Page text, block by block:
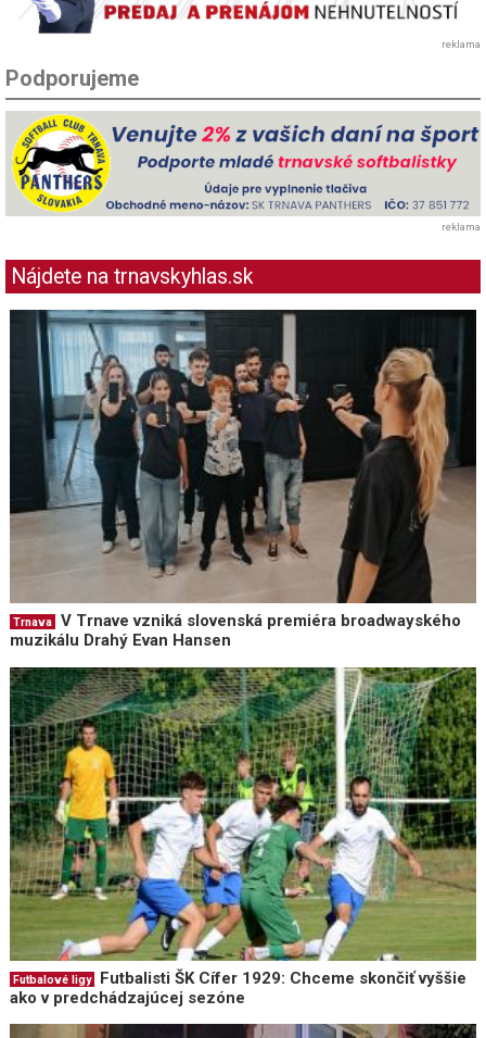
reklama
Podporujeme
reklama
Nájdete na trnavskyhlas.sk
Trnava
V Trnave vzniká slovenská premiéra broadwayského
muzikálu Drahý Evan Hansen
Futbalové ligy
Futbalisti ŠK Cífer 1929: Chceme skončiť vyššie
ako v predchádzajúcej sezóne